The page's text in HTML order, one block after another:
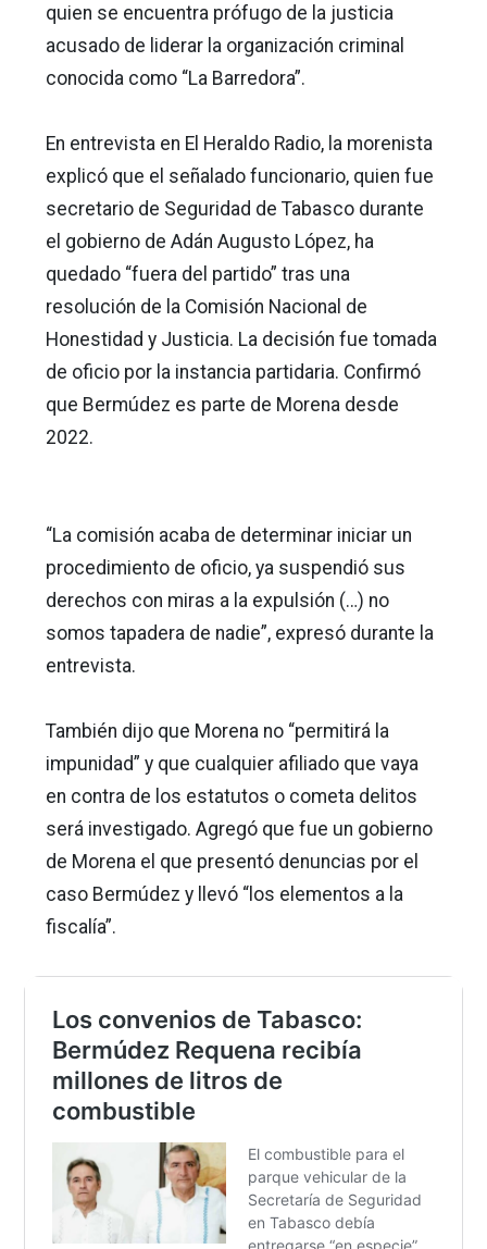
quien se encuentra prófugo de la justicia
acusado de liderar la organización criminal
conocida como “La Barredora”.
En entrevista en El Heraldo Radio, la morenista
explicó que el señalado funcionario, quien fue
secretario de Seguridad de Tabasco durante
el gobierno de Adán Augusto López, ha
quedado “fuera del partido” tras una
resolución de la Comisión Nacional de
Honestidad y Justicia. La decisión fue tomada
de oficio por la instancia partidaria. Confirmó
que Bermúdez es parte de Morena desde
2022.
“La comisión acaba de determinar iniciar un
procedimiento de oficio, ya suspendió sus
derechos con miras a la expulsión (…) no
somos tapadera de nadie”, expresó durante la
entrevista.
También dijo que Morena no “permitirá la
impunidad” y que cualquier afiliado que vaya
en contra de los estatutos o cometa delitos
será investigado. Agregó que fue un gobierno
de Morena el que presentó denuncias por el
caso Bermúdez y llevó “los elementos a la
fiscalía”.